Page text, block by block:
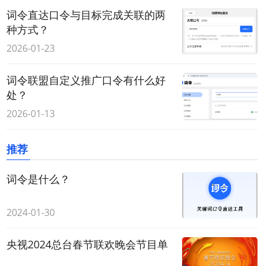
词令直达口令与目标完成关联的两
种方式？
2026-01-23
词令联盟自定义推广口令有什么好
处？
2026-01-13
推荐
词令是什么？
2024-01-30
央视2024总台春节联欢晚会节目单